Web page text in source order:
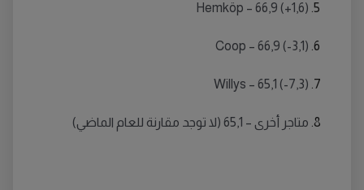
Hemköp – 66,9 (+1,6)
Coop – 66,9 (-3,1)
Willys – 65,1 (-7,3)
متاجر أخرى – 65,1 (لا توجد مقارنة للعام الماضي)